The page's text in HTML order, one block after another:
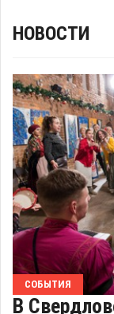
НОВОСТИ
СОБЫТИЯ
В